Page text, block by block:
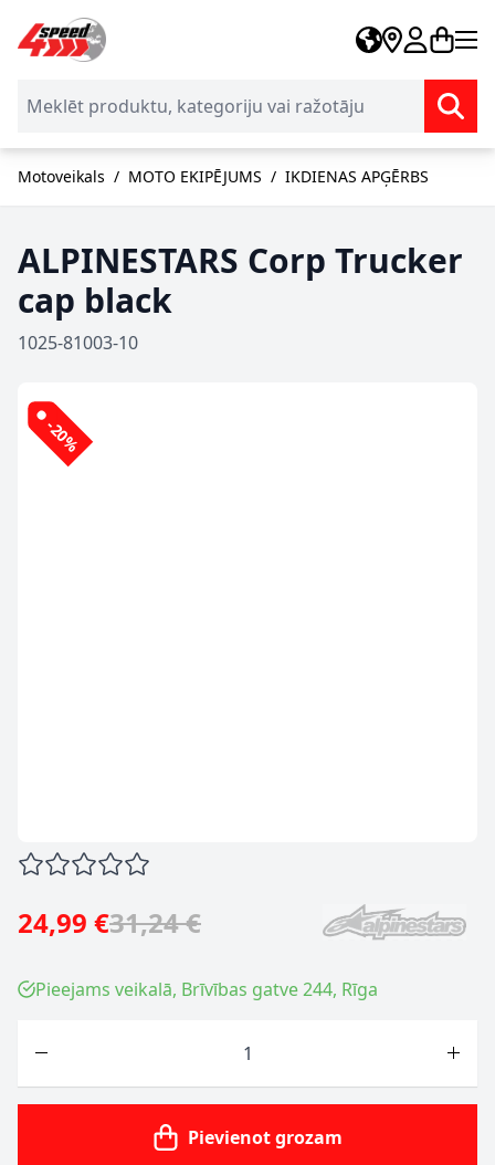
Skip to Content
Motoveikals / MOTO EKIPĒJUMS / IKDIENAS APĢĒRBS
ALPINESTARS Corp Trucker
cap black
1025-81003-10
-20%
24,99 €31,24 €
Pieejams veikalā, Brīvības gatve 244, Rīga
Pievienot grozam